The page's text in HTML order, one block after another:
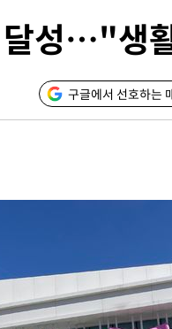
달성…"생
구글에서 선호하는